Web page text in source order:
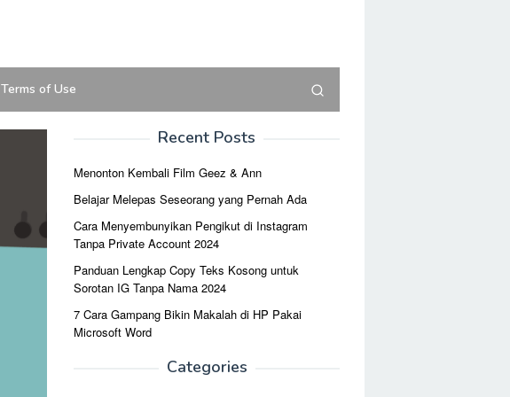
Terms of Use
Recent Posts
Menonton Kembali Film Geez & Ann
Belajar Melepas Seseorang yang Pernah Ada
Cara Menyembunyikan Pengikut di Instagram
Tanpa Private Account 2024
Panduan Lengkap Copy Teks Kosong untuk
Sorotan IG Tanpa Nama 2024
7 Cara Gampang Bikin Makalah di HP Pakai
Microsoft Word
Categories